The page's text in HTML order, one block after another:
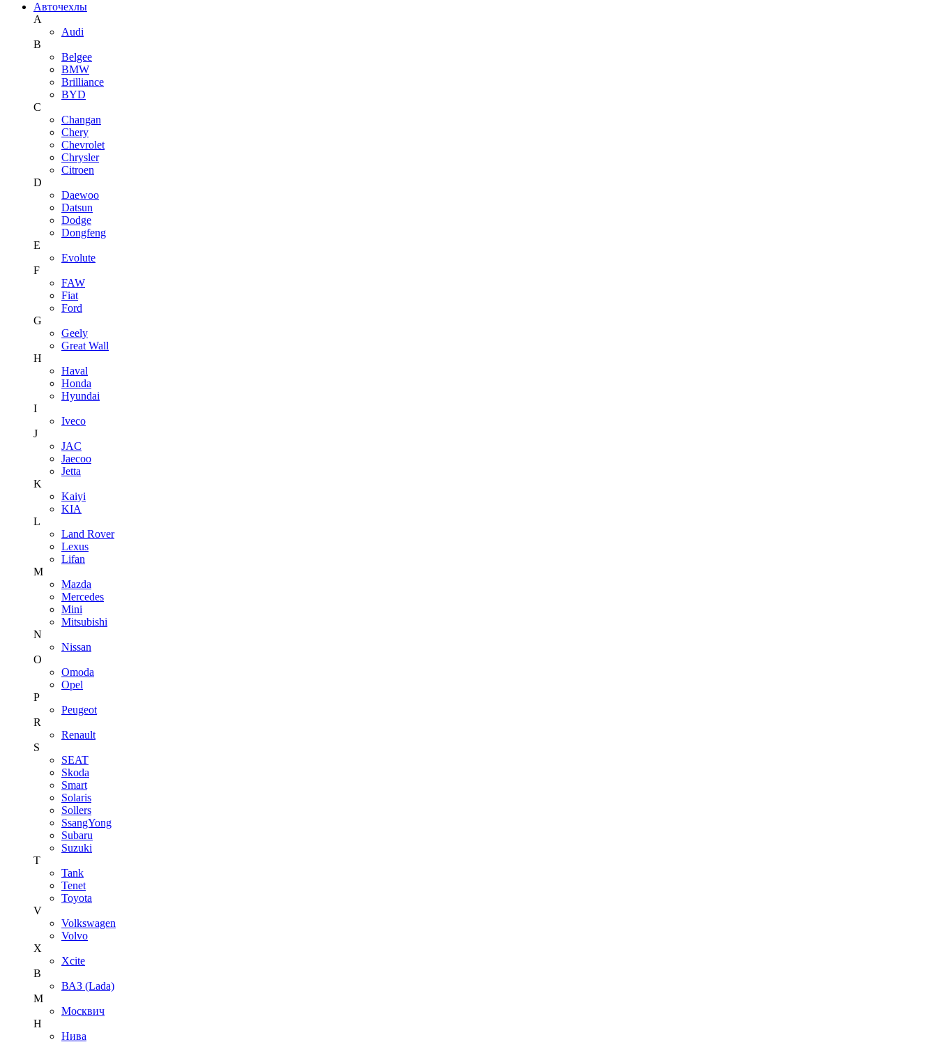
Авточехлы
A
Audi
B
Belgee
BMW
Brilliance
BYD
C
Changan
Chery
Chevrolet
Chrysler
Citroen
D
Daewoo
Datsun
Dodge
Dongfeng
E
Evolute
F
FAW
Fiat
Ford
G
Geely
Great Wall
H
Haval
Honda
Hyundai
I
Iveco
J
JAC
Jaecoo
Jetta
K
Kaiyi
KIA
L
Land Rover
Lexus
Lifan
M
Mazda
Mercedes
Mini
Mitsubishi
N
Nissan
O
Omoda
Opel
P
Peugeot
R
Renault
S
SEAT
Skoda
Smart
Solaris
Sollers
SsangYong
Subaru
Suzuki
T
Tank
Tenet
Toyota
V
Volkswagen
Volvo
X
Xcite
В
ВАЗ (Lada)
М
Москвич
Н
Нива